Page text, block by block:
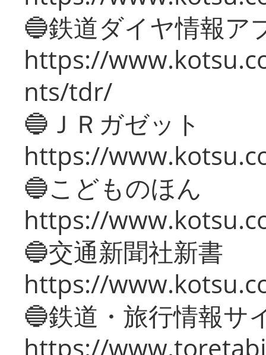
🔵鉄道ダイヤ情報ア
https://
nts/tdr/
🔵ＪＲガゼット
https://
🔵こどものほん
https://
🔵交通新聞社新書
https://
🔵鉄道・旅行情報サ
https://